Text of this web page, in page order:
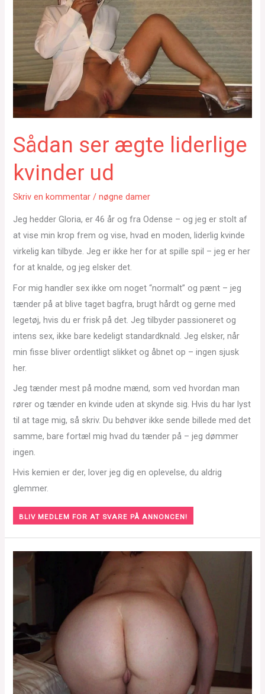
Sådan ser ægte liderlige
kvinder ud
Skriv en kommentar /nøgne damer
Jeg hedder Gloria, er 46 år og fra Odense – og jeg er stolt af
at vise min krop frem og vise, hvad en moden, liderlig kvinde
virkelig kan tilbyde. Jeg er ikke her for at spille spil – jeg er her
for at knalde, og jeg elsker det.
For mig handler sex ikke om noget “normalt” og pænt – jeg
tænder på at blive taget bagfra, brugt hårdt og gerne med
legetøj, hvis du er frisk på det. Jeg tilbyder passioneret og
intens sex, ikke bare kedeligt standardknald. Jeg elsker, når
min fisse bliver ordentligt slikket og åbnet op – ingen sjusk
her.
Jeg tænder mest på modne mænd, som ved hvordan man
rører og tænder en kvinde uden at skynde sig. Hvis du har lyst
til at tage mig, så skriv. Du behøver ikke sende billede med det
samme, bare fortæl mig hvad du tænder på – jeg dømmer
ingen.
Hvis kemien er der, lover jeg dig en oplevelse, du aldrig
glemmer.
BLIV MEDLEM FOR AT SVARE PÅ ANNONCEN!